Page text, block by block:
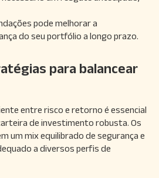
pode melhorar a
do seu portfólio a longo prazo.
para balancear
entre risco e retorno é essencial
de investimento robusta. Os
um mix equilibrado de segurança e
a diversos perfis de